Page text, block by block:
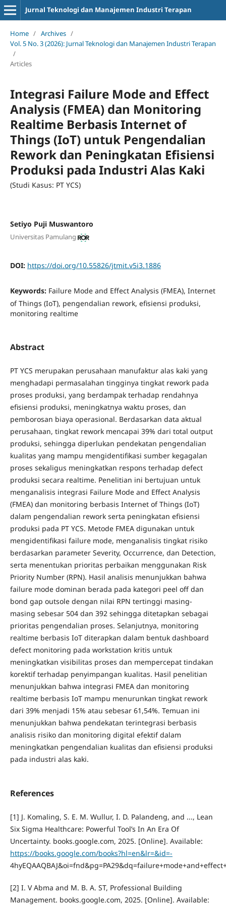
Jurnal Teknologi dan Manajemen Industri Terapan
Home / Archives /
Vol. 5 No. 3 (2026): Jurnal Teknologi dan Manajemen Industri Terapan
/
Articles
Integrasi Failure Mode and Effect
Analysis (FMEA) dan Monitoring
Realtime Berbasis Internet of
Things (IoT) untuk Pengendalian
Rework dan Peningkatan Efisiensi
Produksi pada Industri Alas Kaki
(Studi Kasus: PT YCS)
Setiyo Puji Muswantoro
Universitas Pamulang
DOI: https://doi.org/10.55826/jtmit.v5i3.1886
Keywords: Failure Mode and Effect Analysis (FMEA), Internet
of Things (IoT), pengendalian rework, efisiensi produksi,
monitoring realtime
Abstract
PT YCS merupakan perusahaan manufaktur alas kaki yang
menghadapi permasalahan tingginya tingkat rework pada
proses produksi, yang berdampak terhadap rendahnya
efisiensi produksi, meningkatnya waktu proses, dan
pemborosan biaya operasional. Berdasarkan data aktual
perusahaan, tingkat rework mencapai 39% dari total output
produksi, sehingga diperlukan pendekatan pengendalian
kualitas yang mampu mengidentifikasi sumber kegagalan
proses sekaligus meningkatkan respons terhadap defect
produksi secara realtime. Penelitian ini bertujuan untuk
menganalisis integrasi Failure Mode and Effect Analysis
(FMEA) dan monitoring berbasis Internet of Things (IoT)
dalam pengendalian rework serta peningkatan efisiensi
produksi pada PT YCS. Metode FMEA digunakan untuk
mengidentifikasi failure mode, menganalisis tingkat risiko
berdasarkan parameter Severity, Occurrence, dan Detection,
serta menentukan prioritas perbaikan menggunakan Risk
Priority Number (RPN). Hasil analisis menunjukkan bahwa
failure mode dominan berada pada kategori peel off dan
bond gap outsole dengan nilai RPN tertinggi masing-
masing sebesar 504 dan 392 sehingga ditetapkan sebagai
prioritas pengendalian proses. Selanjutnya, monitoring
realtime berbasis IoT diterapkan dalam bentuk dashboard
defect monitoring pada workstation kritis untuk
meningkatkan visibilitas proses dan mempercepat tindakan
korektif terhadap penyimpangan kualitas. Hasil penelitian
menunjukkan bahwa integrasi FMEA dan monitoring
realtime berbasis IoT mampu menurunkan tingkat rework
dari 39% menjadi 15% atau sebesar 61,54%. Temuan ini
menunjukkan bahwa pendekatan terintegrasi berbasis
analisis risiko dan monitoring digital efektif dalam
meningkatkan pengendalian kualitas dan efisiensi produksi
pada industri alas kaki.
References
[1] J. Komaling, S. E. M. Wullur, I. D. Palandeng, and ..., Lean
Six Sigma Healthcare: Powerful Tool’s In An Era Of
Uncertainty. books.google.com, 2025. [Online]. Available:
https://books.google.com/books?hl=en&lr=&id=-
[2] I. V Abma and M. B. A. ST, Professional Building
Management. books.google.com, 2025. [Online]. Available: